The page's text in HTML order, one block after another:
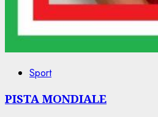
Sport
PISTA MONDIALE